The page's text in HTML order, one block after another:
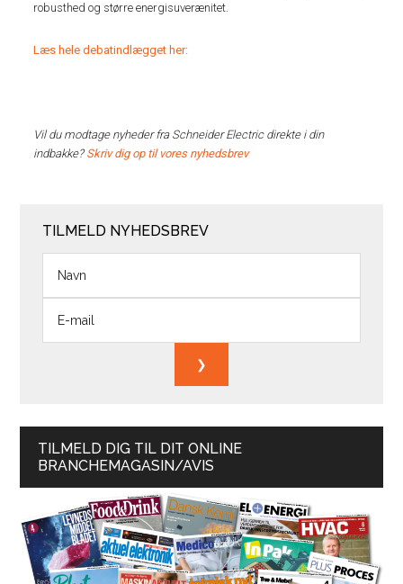
robusthed og større energisuverænitet.
Læs hele debatindlægget her:
Vil du modtage nyheder fra Schneider Electric direkte i din
indbakke?Skriv dig op til vores nyhedsbrev
TILMELD NYHEDSBREV
TILMELD DIG TIL DIT ONLINE
BRANCHEMAGASIN/AVIS